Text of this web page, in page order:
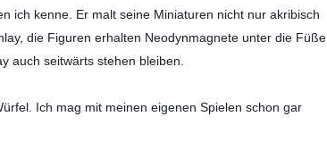
ich kenne. Er malt seine Miniaturen nicht nur akribisch
die Figuren erhalten Neodynmagnete unter die Füße
auch seitwärts stehen bleiben.
Ich mag mit meinen eigenen Spielen schon gar